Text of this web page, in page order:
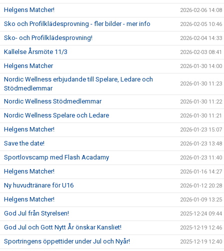
Helgens Matcher! 2026-02-06 14:08
Sko och Profilklädesprovning - fler bilder - mer info 2026-02-05 10:46
Sko- och Profilklädesprovning! 2026-02-04 14:33
Kallelse Årsmöte 11/3 2026-02-03 08:41
Helgens Matcher 2026-01-30 14:00
Nordic Wellness erbjudande till Spelare, Ledare och
Stödmedlemmar
2026-01-30 11:23
Nordic Wellness Stödmedlemmar 2026-01-30 11:22
Nordic Wellness Spelare och Ledare 2026-01-30 11:21
Helgens Matcher! 2026-01-23 15:07
Save the date! 2026-01-23 13:48
Sportlovscamp med Flash Acadamy 2026-01-23 11:40
Helgens Matcher! 2026-01-16 14:27
Ny huvudtränare för U16 2026-01-12 20:28
Helgens Matcher! 2026-01-09 13:25
God Jul från Styrelsen! 2025-12-24 09:44
God Jul och Gott Nytt År önskar Kansliet! 2025-12-19 12:46
Sportringens öppettider under Jul och Nyår! 2025-12-19 12:40